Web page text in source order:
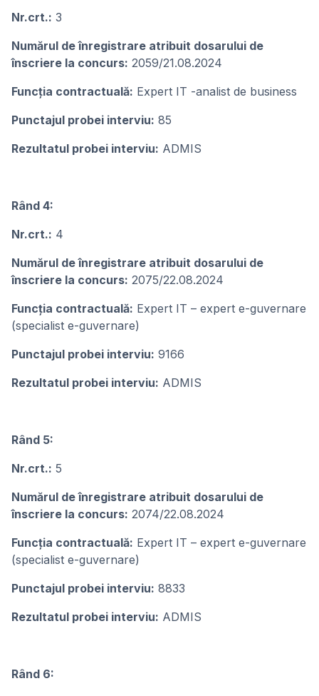
Nr.crt.: 3
Numărul de înregistrare atribuit dosarului de
înscriere la concurs: 2059/21.08.2024
Funcţia contractuală: Expert IT -analist de business
Punctajul probei interviu: 85
Rezultatul probei interviu: ADMIS
Rând 4:
Nr.crt.: 4
Numărul de înregistrare atribuit dosarului de
înscriere la concurs: 2075/22.08.2024
Funcţia contractuală: Expert IT – expert e-guvernare
(specialist e-guvernare)
Punctajul probei interviu: 9166
Rezultatul probei interviu: ADMIS
Rând 5:
Nr.crt.: 5
Numărul de înregistrare atribuit dosarului de
înscriere la concurs: 2074/22.08.2024
Funcţia contractuală: Expert IT – expert e-guvernare
(specialist e-guvernare)
Punctajul probei interviu: 8833
Rezultatul probei interviu: ADMIS
Rând 6: